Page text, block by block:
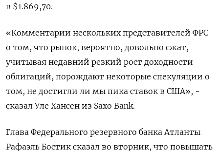
в $1.869,70.
«Комментарии нескольких представителей ФРС
о том, что рынок, вероятно, довольно сжат,
учитывая недавний резкий рост доходности
облигаций, порождают некоторые спекуляции о
том, не достигли ли мы пика ставок в США», -
сказал Уле Хансен из Saxo Bank.
Глава Федерального резервного банка Атланты
Рафаэль Бостик сказал во вторник, что повышать